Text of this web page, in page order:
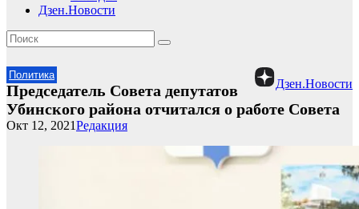
Дзен.Новости
Политика
Дзен.Новости
Председатель Совета депутатов
Убинского района отчитался о работе Совета
Редакция
Окт 12, 2021